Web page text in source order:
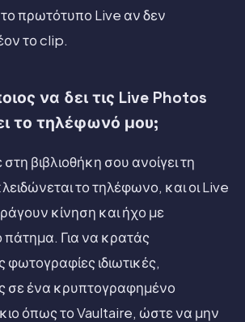
πρωτότυπο Live αν δεν
το clip.
να δει τις Live Photos
το τηλέφωνό μου;
βιβλιοθήκη σου ανοίγει τη
το τηλέφωνο, και οι Live
κίνηση και ήχο με
Για να κρατάς
φωτογραφίες ιδιωτικές,
σε ένα κρυπτογραφημένο
όπως το Vaultaire, ώστε να μην